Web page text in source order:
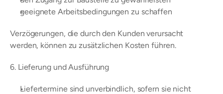
geeignete Arbeitsbedingungen zu schaffen
Verzögerungen, die durch den Kunden verursacht
werden, können zu zusätzlichen Kosten führen.
6. Lieferung und Ausführung
Liefertermine sind unverbindlich, sofern sie nicht